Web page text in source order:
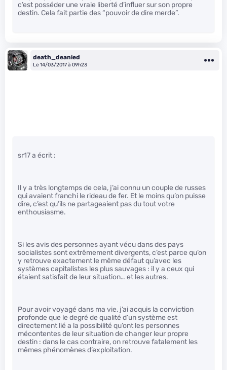
c’est posséder une vraie liberté d’influer sur son propre
destin. Cela fait partie des “pouvoir de dire merde”.
death_deanied
Le 14/03/2017 à 09h23
sr17 a écrit :
Il y a très longtemps de cela, j’ai connu un couple de russes
qui avaient franchi le rideau de fer. Et le moins qu’on puisse
dire, c’est qu’ils ne partageaient pas du tout votre
enthousiasme.
Si les avis des personnes ayant vécu dans des pays
socialistes sont extrêmement divergents, c’est parce qu’on
y retrouve exactement le même défaut qu’avec les
systèmes capitalistes les plus sauvages : il y a ceux qui
étaient satisfait de leur situation… et les autres.
Pour avoir voyagé dans ma vie, j’ai acquis la conviction
profonde que le degré de qualité d’un système est
directement lié a la possibilité qu’ont les personnes
mécontentes de leur situation de changer leur propre
destin : dans le cas contraire, on retrouve fatalement les
mêmes phénomènes d’exploitation.